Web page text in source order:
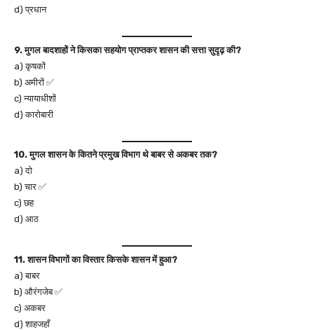
d) प्रधान
9. मुगल बादशाहों ने किसका सहयोग प्राप्तकर शासन की सत्ता सुदृढ़ की?
a) कृषकों
b) अमीरों ✅
c) न्यायाधीशों
d) कारोबारी
10. मुगल शासन के कितने प्रमुख विभाग थे बाबर से अकबर तक?
a) दो
b) चार ✅
c) छह
d) आठ
11. शासन विभागों का विस्तार किसके शासन में हुआ?
a) बाबर
b) औरंगजेब ✅
c) अकबर
d) शाहजहाँ